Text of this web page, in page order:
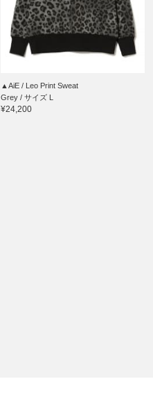
▲AiE / Leo Print Sweat
Grey / サイズ L
¥24,200